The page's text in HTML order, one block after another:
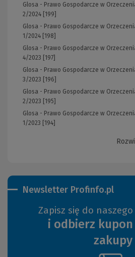
Newsletter Profinfo.pl
Zapisz się do
i odbierz kupon
zakupy
Glosa - Prawo Gospodarcze w
2/2024 [199]
Glosa - Prawo Gospodarcze w
1/2024 [198]
Glosa - Prawo Gospodarcze w
4/2023 [197]
Glosa - Prawo Gospodarcze w
3/2023 [196]
Glosa - Prawo Gospodarcze w
2/2023 [195]
Glosa - Prawo Gospodarcze w
1/2023 [194]